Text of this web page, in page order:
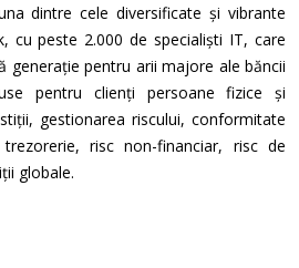
dintre cele diversificate și vibrante
cu peste 2.000 de specialiști IT, care
generație pentru arii majore ale băncii
pentru clienți persoane fizice și
gestionarea riscului, conformitate
risc non-financiar, risc de
globale.